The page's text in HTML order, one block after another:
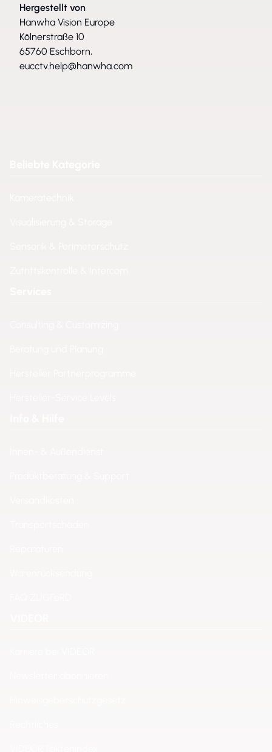
Hergestellt von
Hanwha Vision Europe
Kölnerstraße 10
65760 Eschborn,
eucctv.help@hanwha.com